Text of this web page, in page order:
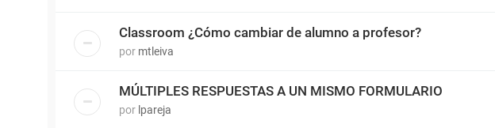
Classroom ¿Cómo cambiar de alumno a profesor?
por mtleiva
MÚLTIPLES RESPUESTAS A UN MISMO FORMULARIO
por lpareja